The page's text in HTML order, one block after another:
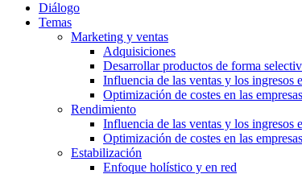
Diálogo
Temas
Marketing y ventas
Adquisiciones
Desarrollar productos de forma
Influencia de las ventas y los ingresos
Optimización de costes en las
Rendimiento
Influencia de las ventas y los ingresos
Optimización de costes en las
Estabilización
Enfoque holístico y en red